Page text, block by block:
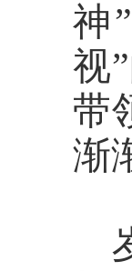
神
视
带
渐